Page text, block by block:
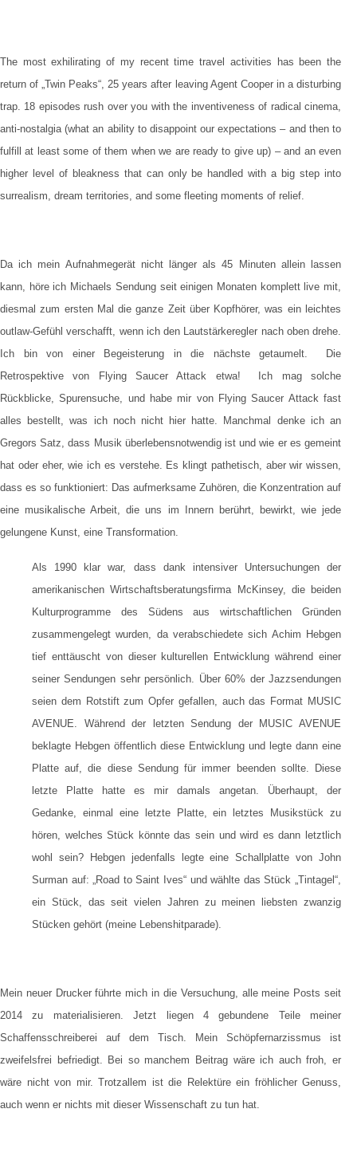
The most exhilirating of my recent time travel activities has been the
return of „Twin Peaks“, 25 years after leaving Agent Cooper in a disturbing
trap. 18 episodes rush over you with the inventiveness of radical cinema,
anti-nostalgia (what an ability to disappoint our expectations – and then to
fulfill at least some of them when we are ready to give up) – and an even
higher level of bleakness that can only be handled with a big step into
surrealism, dream territories, and some fleeting moments of relief.
Da ich mein Aufnahmegerät nicht länger als 45 Minuten allein lassen
kann, höre ich Michaels Sendung seit einigen Monaten komplett live mit,
diesmal zum ersten Mal die ganze Zeit über Kopfhörer, was ein leichtes
outlaw-Gefühl verschafft, wenn ich den Lautstärkeregler nach oben drehe.
Ich bin von einer Begeisterung in die nächste getaumelt.
Die
Retrospektive von Flying Saucer Attack etwa!
Ich mag solche
Rückblicke, Spurensuche, und habe mir von Flying Saucer Attack fast
alles bestellt, was ich noch nicht hier hatte. Manchmal denke ich an
Gregors Satz, dass Musik überlebensnotwendig ist und wie er es gemeint
hat oder eher, wie ich es verstehe. Es klingt pathetisch, aber wir wissen,
dass es so funktioniert: Das aufmerksame Zuhören, die Konzentration auf
eine musikalische Arbeit, die uns im Innern berührt, bewirkt, wie jede
gelungene Kunst, eine Transformation.
Als 1990 klar war, dass dank intensiver Untersuchungen der
amerikanischen Wirtschaftsberatungsfirma McKinsey, die beiden
Kulturprogramme des Südens aus wirtschaftlichen Gründen
zusammengelegt wurden, da verabschiedete sich Achim Hebgen
tief enttäuscht von dieser kulturellen Entwicklung während einer
seiner Sendungen sehr persönlich. Über 60% der Jazzsendungen
seien dem Rotstift zum Opfer gefallen, auch das Format MUSIC
AVENUE. Während der letzten Sendung der MUSIC AVENUE
beklagte Hebgen öffentlich diese Entwicklung und legte dann eine
Platte auf, die diese Sendung für immer beenden sollte. Diese
letzte Platte hatte es mir damals angetan. Überhaupt, der
Gedanke, einmal eine letzte Platte, ein letztes Musikstück zu
hören, welches Stück könnte das sein und wird es dann letztlich
wohl sein? Hebgen jedenfalls legte eine Schallplatte von John
Surman auf: „Road to Saint Ives“ und wählte das Stück „Tintagel“,
ein Stück, das seit vielen Jahren zu meinen liebsten zwanzig
Stücken gehört (meine Lebenshitparade).
Mein neuer Drucker führte mich in die Versuchung, alle meine Posts seit
2014 zu materialisieren. Jetzt liegen 4 gebundene Teile meiner
Schaffensschreiberei auf dem Tisch. Mein Schöpfernarzissmus ist
zweifelsfrei befriedigt. Bei so manchem Beitrag wäre ich auch froh, er
wäre nicht von mir. Trotzallem ist die Relektüre ein fröhlicher Genuss,
auch wenn er nichts mit dieser Wissenschaft zu tun hat.